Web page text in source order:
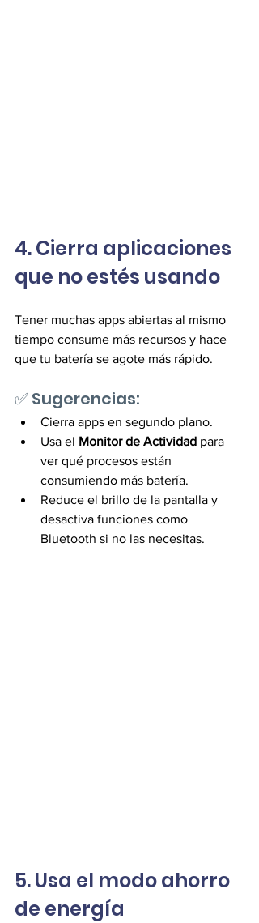
4. Cierra aplicaciones
que no estés usando
Tener muchas apps abiertas al mismo
tiempo consume más recursos y hace
que tu batería se agote más rápido.
✅ Sugerencias:
Cierra apps en segundo plano.
Usa el Monitor de Actividad para
ver qué procesos están
consumiendo más batería.
Reduce el brillo de la pantalla y
desactiva funciones como
Bluetooth si no las necesitas.
5. Usa el modo ahorro
de energía